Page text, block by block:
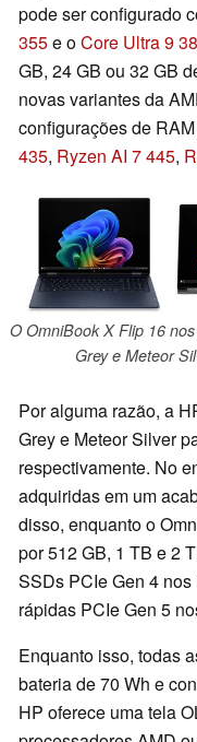
pode ser configurado
355e oCore Ultra 9
GB, 24 GB ou 32 GB
novas variantes da
configurações de
435, Ryzen AI 7 445,
O OmniBook X Flip 16
Grey e Meteor
Por alguma razão, a
Grey e Meteor Silver
respectivamente. No
adquiridas em um
disso, enquanto o
por 512 GB, 1 TB e 2
SSDs PCIe Gen 4
rápidas PCIe Gen 5
Enquanto isso, todas
bateria de 70 Wh e
HP oferece uma tela